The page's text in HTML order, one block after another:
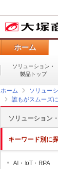
ホーム
ソリューション・
製品トップ
ホーム ソリュー
誰もがスムーズ
ソリューション
キーワード別に
AI・IoT・RPA